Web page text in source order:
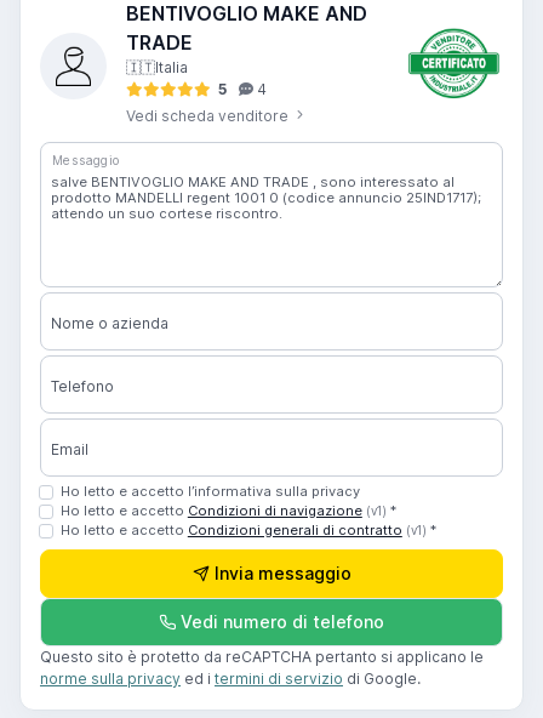
BENTIVOGLIO MAKE AND
TRADE
🇮🇹Italia
5
4
Vedi scheda venditore
Messaggio
Nome o azienda
Telefono
Email
Ho letto e accetto l’informativa sulla privacy
Ho letto e accetto Condizioni di navigazione (v1) *
Ho letto e accetto Condizioni generali di contratto (v1) *
Invia messaggio
Vedi numero di telefono
Questo sito è protetto da reCAPTCHA pertanto si applicano le
norme sulla privacy ed i termini di servizio di Google.